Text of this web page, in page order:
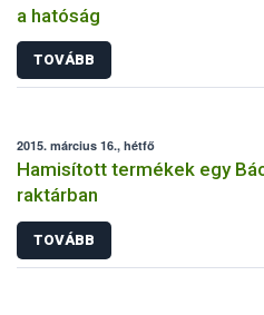
a hatóság
TOVÁBB
2015. március 16., hétfő
Hamisított termékek egy
raktárban
TOVÁBB